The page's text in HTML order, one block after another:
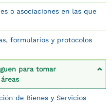
o asociaciones en las que
formularios y protocolos
para tomar
de Bienes y Servicios